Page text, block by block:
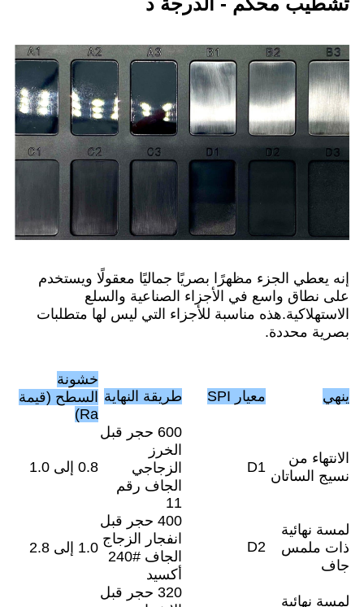
إنه يعطي الجزء مظهرًا بصريًا جماليًا معقولًا ويستخدم
على نطاق واسع في الأجزاء الصناعية والسلع
الاستهلاكية.هذه مناسبة للأجزاء التي ليس لها متطلبات
بصرية محددة.
ينهي معيار SPI طريقة النهاية
خشونة
السطح (قيمة
Ra)
الانتهاء من
نسيج الساتان
D1
600 حجر قبل
الخرز
الزجاجي
الجاف رقم
11
0.8 إلى 1.0
لمسة نهائية
ذات ملمس
جاف
D2
400 حجر قبل
انفجار الزجاج
الجاف #240
أكسيد
1.0 إلى 2.8
لمسة نهائية
320 حجر قبل